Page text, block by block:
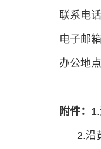
联系电
电子邮
办公地
附件：
2.沿黄